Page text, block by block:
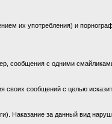
их употребления) и
сообщения с одними
своих сообщений с целью
Наказание за данный вид